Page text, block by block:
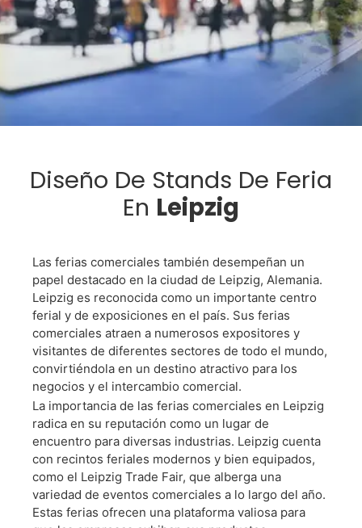
Necesita
Un
Stand
De
Feria
En
Leipzig?
Diseño De Stands De Feria
En Leipzig
Las ferias comerciales también desempeñan un
papel destacado en la ciudad de Leipzig, Alemania.
Leipzig es reconocida como un importante centro
ferial y de exposiciones en el país. Sus ferias
comerciales atraen a numerosos expositores y
visitantes de diferentes sectores de todo el mundo,
convirtiéndola en un destino atractivo para los
negocios y el intercambio comercial.
La importancia de las ferias comerciales en Leipzig
radica en su reputación como un lugar de
encuentro para diversas industrias. Leipzig cuenta
con recintos feriales modernos y bien equipados,
como el Leipzig Trade Fair, que alberga una
variedad de eventos comerciales a lo largo del año.
Estas ferias ofrecen una plataforma valiosa para